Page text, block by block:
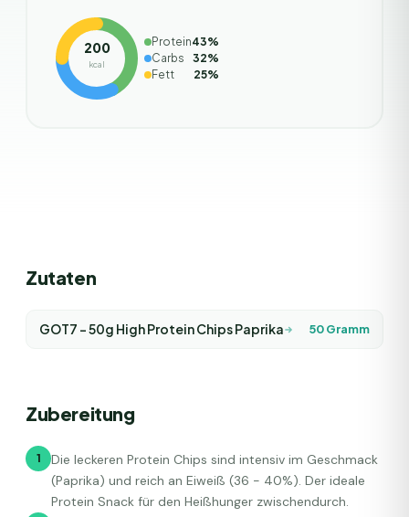
200
kcal
Protein43%
Carbs
32%
Fett
25%
Zutaten
GOT7 - 50g High Protein Chips Paprika 50Gramm
Zubereitung
1
Die leckeren Protein Chips sind intensiv im Geschmack
(Paprika) und reich an Eiweiß (36 - 40%). Der ideale
Protein Snack für den Heißhunger zwischendurch.